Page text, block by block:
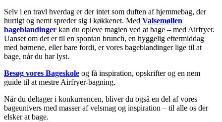
Selv i en travl hverdag er der intet som duften af hjemmebag, der
hurtigt og nemt spreder sig i køkkenet. Med Valsemøllen
bageblandinger kan du opleve magien ved at bage – med Airfryer.
Uanset om det er til en spontan brunch, en hyggelig eftermiddag
med børnene, eller bare fordi, er vores bageblandinger lige til at
bage, når du har lyst.
Besøg vores Bageskole og få inspiration, opskrifter og en nem
guide til at mestre Airfryer-bagning.
Når du deltager i konkurrencen, bliver du også en del af vores
bageunivers med masser af velsmag og inspiration – til alle os der
elsker at bage.